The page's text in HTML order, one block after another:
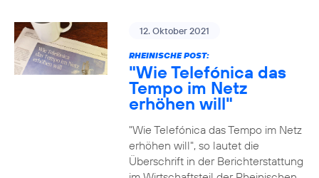
12. Oktober 2021
RHEINISCHE POST:
"Wie Telefónica das
Tempo im Netz
erhöhen will"
"Wie Telefónica das Tempo im Netz
erhöhen will", so lautet die
Überschrift in der Berichterstattung